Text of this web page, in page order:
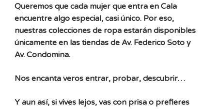
Queremos que cada mujer que entra en Cala
encuentre algo especial, casi único. Por eso,
nuestras colecciones de ropa estarán disponibles
únicamente en las tiendas de Av. Federico Soto y
Av. Condomina.
Nos encanta veros entrar, probar, descubrir…
Y aun así, si vives lejos, vas con prisa o prefieres